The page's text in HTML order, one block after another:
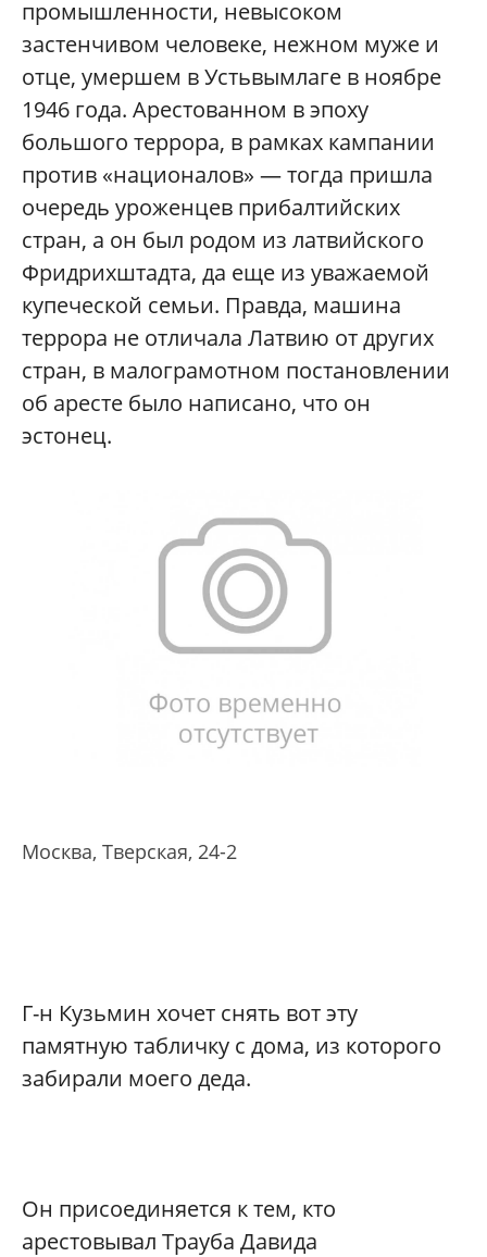
промышленности, невысоком
застенчивом человеке, нежном муже и
отце, умершем в Устьвымлаге в ноябре
1946 года. Арестованном в эпоху
большого террора, в рамках кампании
против «националов» — тогда пришла
очередь уроженцев прибалтийских
стран, а он был родом из латвийского
Фридрихштадта, да еще из уважаемой
купеческой семьи. Правда, машина
террора не отличала Латвию от других
стран, в малограмотном постановлении
об аресте было написано, что он
эстонец.
Москва, Тверская, 24-2
Г-н Кузьмин хочет снять вот эту
памятную табличку с дома, из которого
забирали моего деда.
Он присоединяется к тем, кто
арестовывал Трауба Давида